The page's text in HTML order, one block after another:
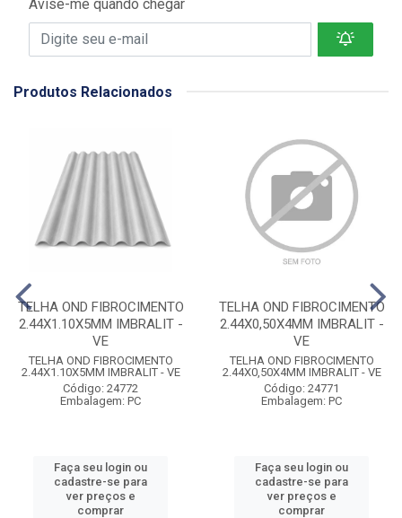
Avise-me quando chegar
Produtos Relacionados
TELHA OND FIBROCIMENTO
2.44X1.10X5MM IMBRALIT -
VE
TELHA OND FIBROCIMENTO
2.44X1.10X5MM IMBRALIT - VE
Código: 24772
Embalagem: PC
Faça seu login ou
cadastre-se para
ver preços e
comprar
TELHA OND FIBROCIMENTO
2.44X0,50X4MM IMBRALIT -
VE
TELHA OND FIBROCIMENTO
2.44X0,50X4MM IMBRALIT - VE
Código: 24771
Embalagem: PC
Faça seu login ou
cadastre-se para
ver preços e
comprar